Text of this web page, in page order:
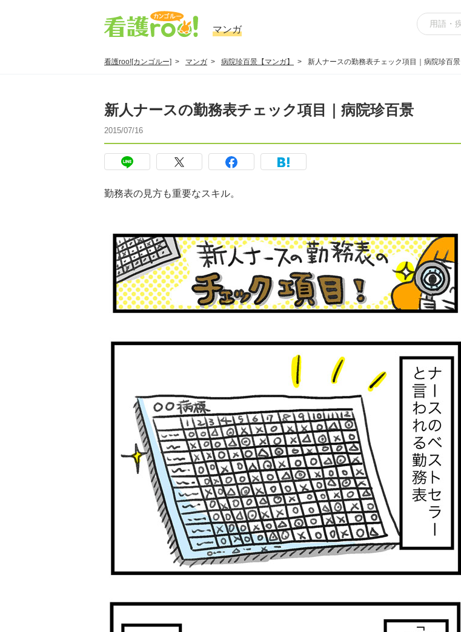
マンガ
看護roo![カンゴルー] マンガ 病院珍百景【マンガ】 新人ナースの勤務表チェック項目｜病院珍百景
新人ナースの勤務表チェック項目｜病院珍百景
2015/07/16
勤務表の見方も重要なスキル。